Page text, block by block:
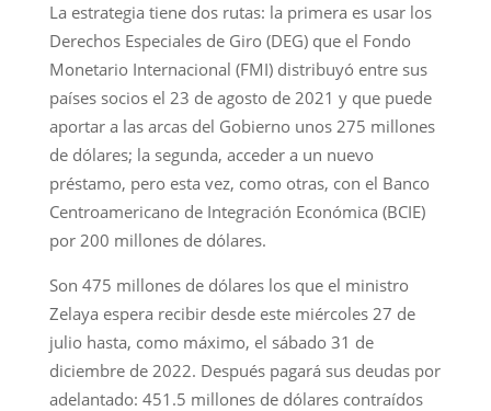
La estrategia tiene dos rutas: la primera es usar los
Derechos Especiales de Giro (DEG) que el Fondo
Monetario Internacional (FMI) distribuyó entre sus
países socios el 23 de agosto de 2021 y que puede
aportar a las arcas del Gobierno unos 275 millones
de dólares; la segunda, acceder a un nuevo
préstamo, pero esta vez, como otras, con el Banco
Centroamericano de Integración Económica (BCIE)
por 200 millones de dólares.
Son 475 millones de dólares los que el ministro
Zelaya espera recibir desde este miércoles 27 de
julio hasta, como máximo, el sábado 31 de
diciembre de 2022. Después pagará sus deudas por
adelantado: 451.5 millones de dólares contraídos